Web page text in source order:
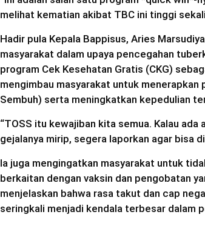
melihat kematian akibat TBC ini tinggi
Hadir pula Kepala Bappisus, Aries
masyarakat dalam upaya pencegahan
program Cek Kesehatan Gratis (CKG)
mengimbau masyarakat untuk menerapkan
Sembuh) serta meningkatkan kepedulian
“TOSS itu kewajiban kita semua. Kalau
gejalanya mirip, segera laporkan agar bisa
Ia juga mengingatkan masyarakat untuk
berkaitan dengan vaksin dan pengobatan
menjelaskan bahwa rasa takut dan cap
seringkali menjadi kendala terbesar dalam